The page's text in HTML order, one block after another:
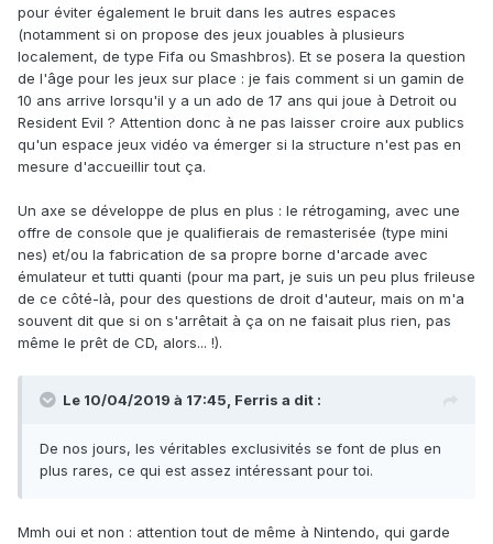
pour éviter également le bruit dans les autres espaces
(notamment si on propose des jeux jouables à plusieurs
localement, de type Fifa ou Smashbros). Et se posera la question
de l'âge pour les jeux sur place : je fais comment si un gamin de
10 ans arrive lorsqu'il y a un ado de 17 ans qui joue à Detroit ou
Resident Evil ? Attention donc à ne pas laisser croire aux publics
qu'un espace jeux vidéo va émerger si la structure n'est pas en
mesure d'accueillir tout ça.
Un axe se développe de plus en plus : le rétrogaming, avec une
offre de console que je qualifierais de remasterisée (type mini
nes) et/ou la fabrication de sa propre borne d'arcade avec
émulateur et tutti quanti (pour ma part, je suis un peu plus frileuse
de ce côté-là, pour des questions de droit d'auteur, mais on m'a
souvent dit que si on s'arrêtait à ça on ne faisait plus rien, pas
même le prêt de CD, alors... !).
Le 10/04/2019 à 17:45, Ferris a dit :
De nos jours, les véritables exclusivités se font de plus en
plus rares, ce qui est assez intéressant pour toi.
Mmh oui et non : attention tout de même à Nintendo, qui garde